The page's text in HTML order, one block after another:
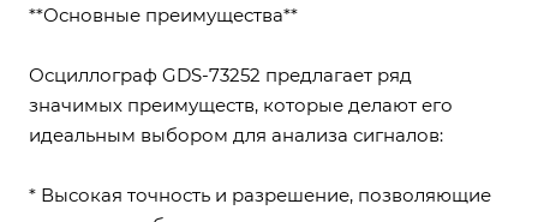
**Основные преимущества**
Осциллограф GDS-73252 предлагает ряд
значимых преимуществ, которые делают его
идеальным выбором для анализа сигналов:
* Высокая точность и разрешение, позволяющие